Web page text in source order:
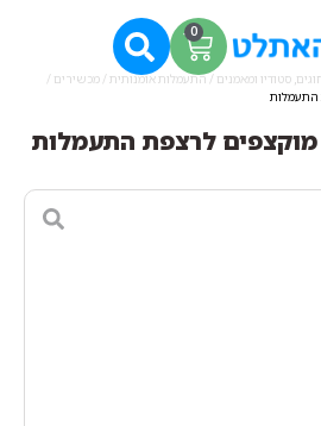
0
סטודיו ומאמנים / התעמלות אומנותית / מכשירים /
התעמלות
מוקצפים לרצפת התעמלות